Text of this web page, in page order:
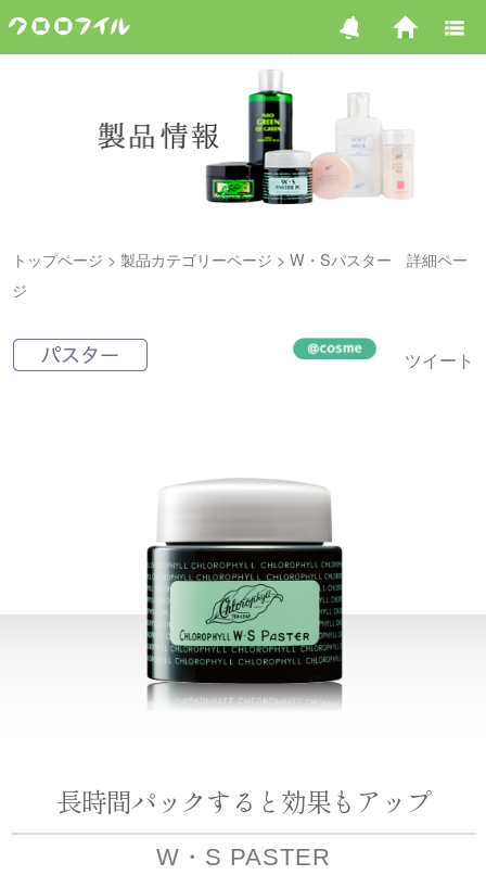
トップページ 製品カテゴリーページ
W・Sパスター 詳細ペー
ジ
ツイート
長時間パックすると効果もアップ
W・S PASTER